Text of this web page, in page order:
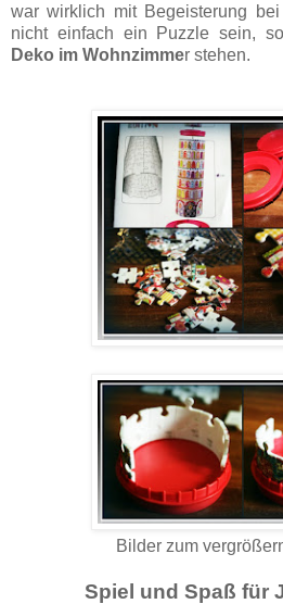
war wirklich mit Begeisterung
nicht einfach ein Puzzle sein,
Deko im Wohnzimmer stehen.
Bilder zum
Spiel und Spaß für